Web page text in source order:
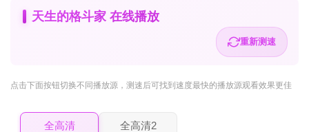
天生的格斗家 在线播放
重新测速
点击下面按钮切换不同播放源 ，测速后可找到速度最快的播放源观看效果更佳
全高清 全高清2